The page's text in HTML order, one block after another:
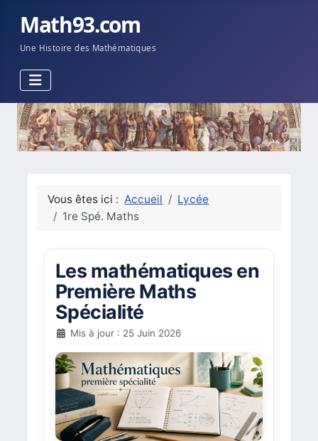
Math93.com
Une Histoire des Mathématiques
Vous êtes ici : Accueil
Lycée
1re Spé. Maths
Les mathématiques en
Première Maths
Spécialité
Mis à jour : 25 Juin 2026